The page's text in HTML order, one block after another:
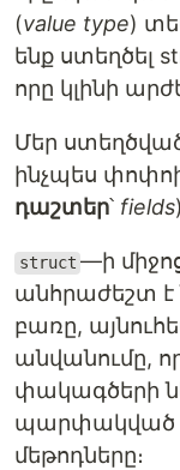
(value type)
ենք ստեղծել
որը կլինի
Մեր
ինչպես
դաշտեր՝ fields
struct —ի
անհրաժեշտ է
բառը,
անվանումը,
փակագծերի
պարփակված
մեթոդները։